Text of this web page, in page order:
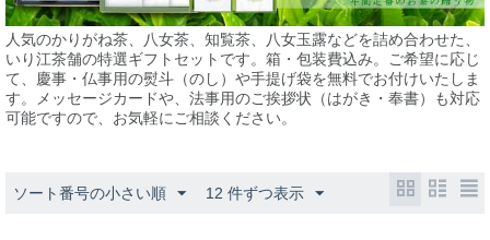
人気のかりがね茶、八女茶、知覧茶、八女玉露などを詰め合わせた、
いり江茶舗の特選ギフトセットです。箱・包装費込み。ご希望に応じ
て、慶事・仏事用の熨斗（のし）や手提げ袋を無料でお付けいたしま
す。メッセージカードや、法事用のご挨拶状（はがき・奉書）も対応
可能ですので、お気軽にご相談ください。
ソート番号の小さい順 12 件ずつ表示